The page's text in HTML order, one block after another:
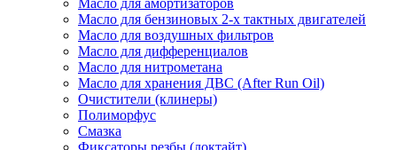
Масло для амортизаторов
Масло для бензиновых 2-х тактных двигателей
Масло для воздушных фильтров
Масло для дифференциалов
Масло для нитрометана
Масло для хранения ДВС (After Run Oil)
Очистители (клинеры)
Полиморфус
Смазка
Фиксаторы резбы (локтайт)